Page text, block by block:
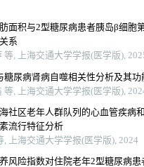
面积与2型糖尿病患者胰岛β细胞
系
等, 上海交通大学学报(医学版),
糖尿病肾病自噬相关性分析及其功
等, 上海交通大学学报(医学版),
社区老年人群队列的心血管疾病
流行特征分析
, 上海交通大学学报(医学版), 2024
风险指数对住院老年2型糖尿病患